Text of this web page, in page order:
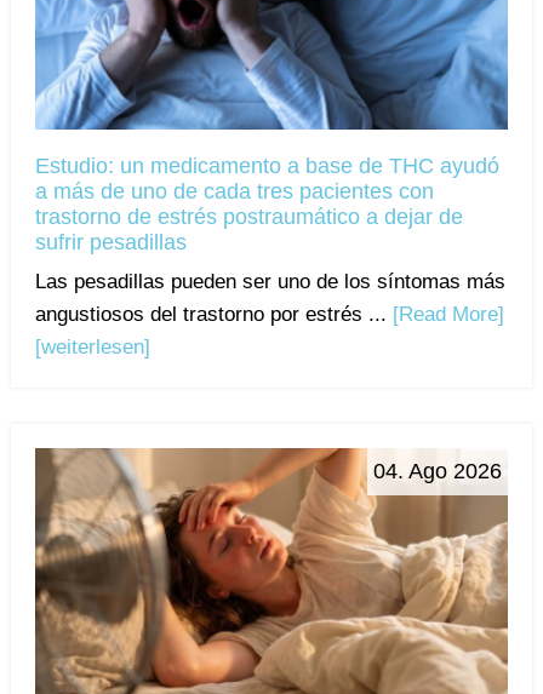
Estudio: un medicamento a base de THC ayudó
a más de uno de cada tres pacientes con
trastorno de estrés postraumático a dejar de
sufrir pesadillas
Las pesadillas pueden ser uno de los síntomas más
angustiosos del trastorno por estrés ... [Read More]
[weiterlesen]
04. Ago 2026